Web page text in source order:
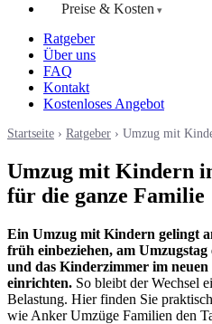
Preise & Kosten
Ratgeber
Über uns
FAQ
Kontakt
Kostenloses Angebot
Startseite › Ratgeber › Umzug mit
Umzug mit Kindern
für die ganze Familie
Ein Umzug mit Kindern gelingt
früh einbeziehen, am
und das Kinderzimmer im
einrichten. So bleibt der Wechsel
Belastung. Hier finden Sie
wie Anker Umzüge Familien den